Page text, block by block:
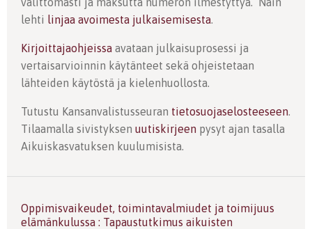
lehti linjaa avoimesta julkaisemisesta.
Kirjoittajaohjeissa avataan julkaisuprosessi ja
vertaisarvioinnin käytänteet sekä ohjeistetaan
lähteiden käytöstä ja kielenhuollosta.
Tutustu Kansanvalistusseuran tietosuojaselosteeseen.
Tilaamalla sivistyksen uutiskirjeen pysyt ajan tasalla
Aikuiskasvatuksen kuulumisista.
Oppimisvaikeudet, toimintavalmiudet ja toimijuus
elämänkulussa : Tapaustutkimus aikuisten